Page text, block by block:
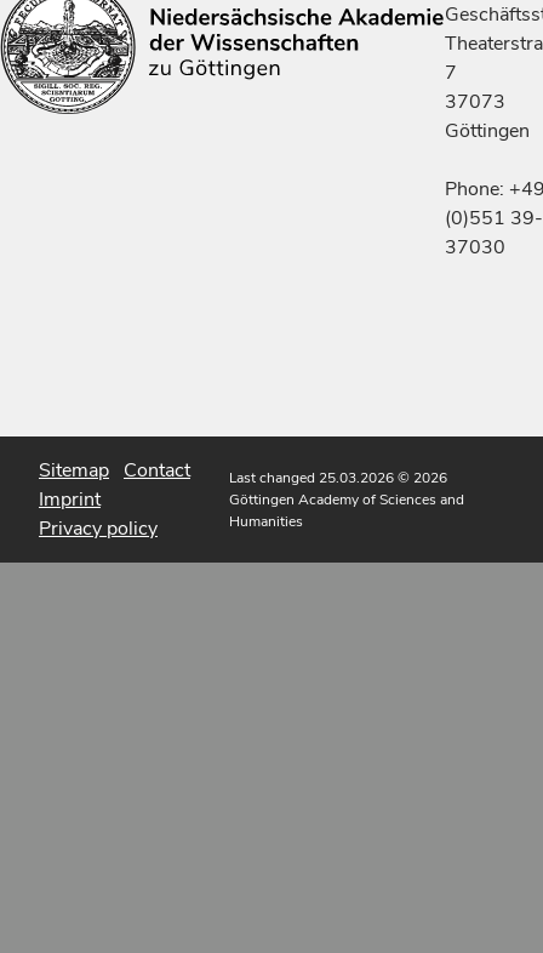
7
37073
Göttingen
Phone:
(0)551 39-
37030
Sitemap Contact
Imprint
Privacy policy
Last changed 25.03.2026© 2026
Göttingen Academy of Sciences and
Humanities